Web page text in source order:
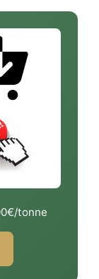
tonne